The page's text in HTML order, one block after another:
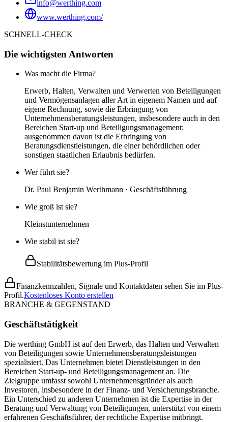
info@werthing.com
www.werthing.com/
SCHNELL-CHECK
Die wichtigsten Antworten
Was macht die Firma?
Erwerb, Halten, Verwalten und Verwerten von Beteiligungen
und Vermögensanlagen aller Art in eigenem Namen und auf
eigene Rechnung, sowie die Erbringung von
Unternehmensberatungsleistungen, insbesondere auch in den
Bereichen Start-up und Beteiligungsmanagement;
ausgenommen davon ist die Erbringung von
Beratungsdienstleistungen, die einer behördlichen oder
sonstigen staatlichen Erlaubnis bedürfen.
Wer führt sie?
Dr. Paul Benjamin Werthmann · Geschäftsführung
Wie groß ist sie?
Kleinstunternehmen
Wie stabil ist sie?
Stabilitätsbewertung im Plus-Profil
Finanzkennzahlen, Signale und Kontaktdaten sehen Sie im Plus-
Profil.Kostenloses Konto erstellen
BRANCHE & GEGENSTAND
Geschäftstätigkeit
Die werthing GmbH ist auf den Erwerb, das Halten und Verwalten
von Beteiligungen sowie Unternehmensberatungsleistungen
spezialisiert. Das Unternehmen bietet Dienstleistungen in den
Bereichen Start-up- und Beteiligungsmanagement an. Die
Zielgruppe umfasst sowohl Unternehmensgründer als auch
Investoren, insbesondere in der Finanz- und Versicherungsbranche.
Ein Unterschied zu anderen Unternehmen ist die Expertise in der
Beratung und Verwaltung von Beteiligungen, unterstützt von einem
erfahrenen Geschäftsführer, der rechtliche Expertise mitbringt.